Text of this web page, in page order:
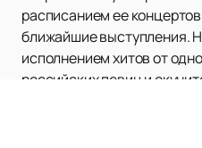
расписанием ее
ближайшие выступления.
исполнением хитов от
российских певиц и